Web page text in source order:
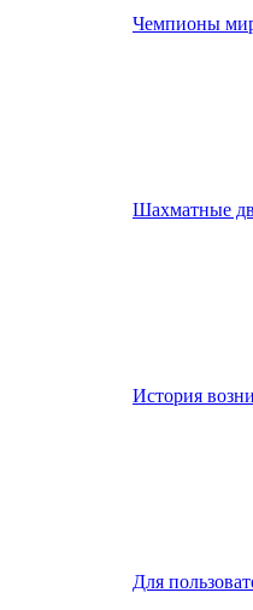
Чемпионы
Шахматные
История
Для